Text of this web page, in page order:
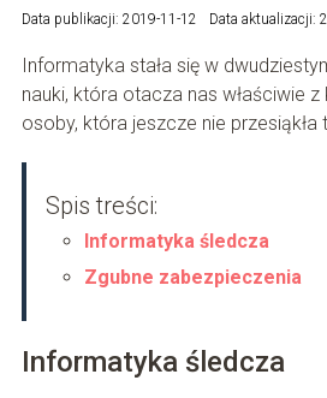
Data publikacji: 2019-11-12 Data aktualizacji:
Informatyka stała się w
nauki, która otacza nas właściwie
osoby, która jeszcze nie przesiąkła
Spis treści:
Informatyka śledcza
Zgubne zabezpieczenia
Informatyka śledcza